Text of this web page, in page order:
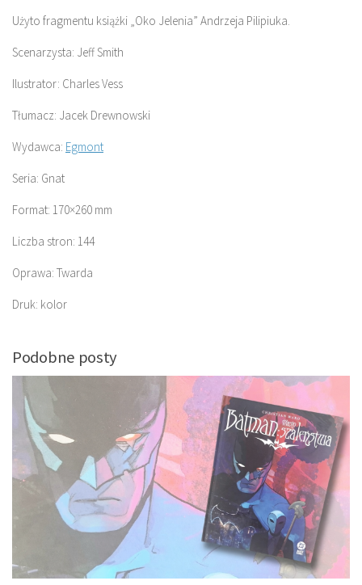
Użyto fragmentu książki „Oko Jelenia” Andrzeja Pilipiuka.
Scenarzysta: Jeff Smith
Ilustrator: Charles Vess
Tłumacz: Jacek Drewnowski
Wydawca: Egmont
Seria: Gnat
Format: 170×260 mm
Liczba stron: 144
Oprawa: Twarda
Druk: kolor
Podobne posty